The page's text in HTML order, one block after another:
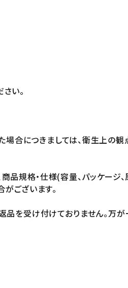
い。
合につきましては、衛生上の観
品規格・仕様(容量、パッケージ
ございます。
品を受け付けておりません。